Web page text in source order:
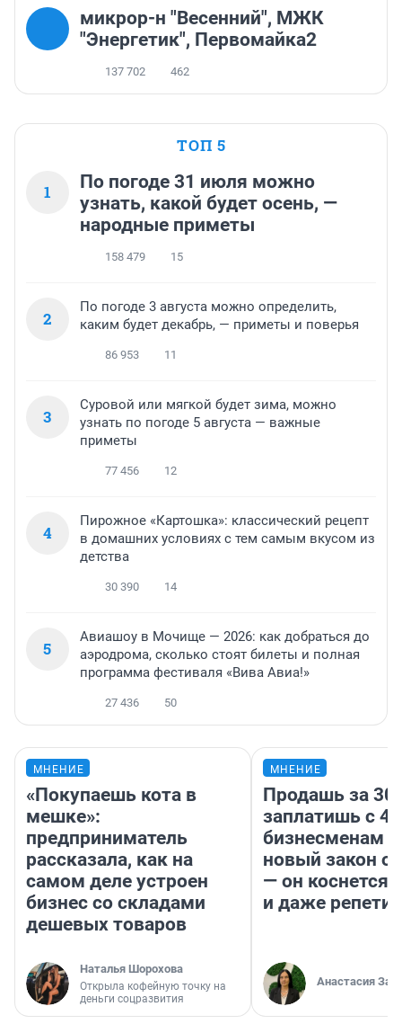
микрор-н "Весенний", МЖК
"Энергетик", Первомайка2
137 702 462
ТОП 5
1
По погоде 31 июля можно
узнать, какой будет осень, —
народные приметы
158 479 15
2
По погоде 3 августа можно определить,
каким будет декабрь, — приметы и поверья
86 953 11
3
Суровой или мягкой будет зима, можно
узнать по погоде 5 августа — важные
приметы
77 456 12
4
Пирожное «Картошка»: классический рецепт
в домашних условиях с тем самым вкусом из
детства
30 390 14
5
Авиашоу в Мочище — 2026: как добраться до
аэродрома, сколько стоят билеты и полная
программа фестиваля «Вива Авиа!»
27 436 50
МНЕНИЕ
«Покупаешь кота в
мешке»:
предприниматель
рассказала, как на
самом деле устроен
бизнес со складами
дешевых товаров
Наталья Шорохова
Открыла кофейную точку на
деньги соцразвития
МНЕНИЕ
Продашь за
заплатишь с
бизнесменам
новый закон о
— он коснется
и даже
Анастасия